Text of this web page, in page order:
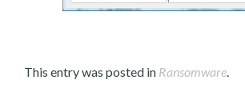
This entry was posted in Ransomware.